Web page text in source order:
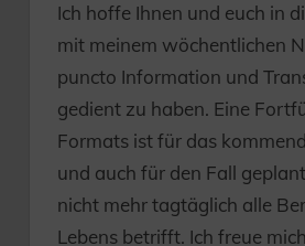
Ich hoffe Ihnen und euch in
mit meinem wöchentlichen
puncto Information und
gedient zu haben. Eine
Formats ist für das
und auch für den Fall
nicht mehr tagtäglich alle
Lebens betrifft. Ich freue